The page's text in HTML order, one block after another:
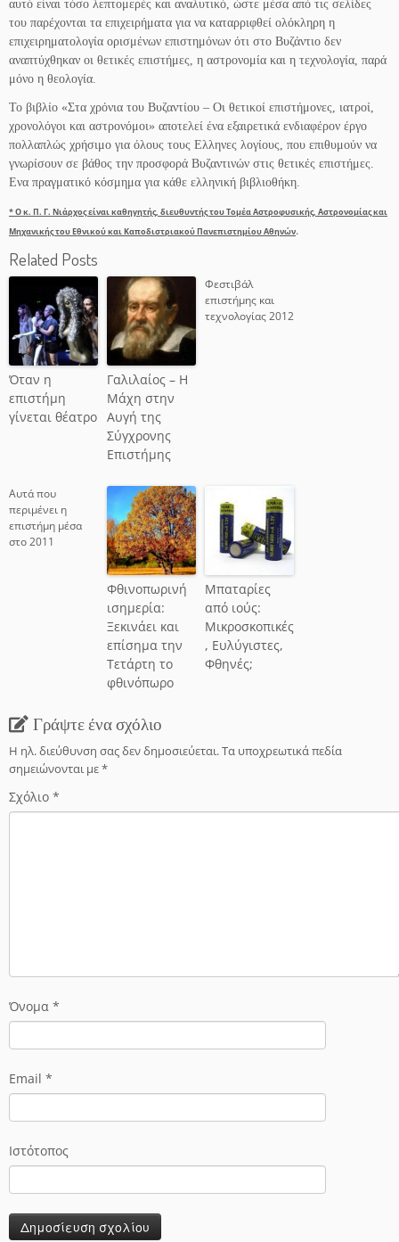
αυτό είναι τόσο λεπτομερές και αναλυτικό, ώστε μέσα από τις σελίδες
του παρέχονται τα επιχειρήματα για να καταρριφθεί ολόκληρη η
επιχειρηματολογία ορισμένων επιστημόνων ότι στο Βυζάντιο δεν
αναπτύχθηκαν οι θετικές επιστήμες, η αστρονομία και η τεχνολογία, παρά
μόνο η θεολογία.
Το βιβλίο «Στα χρόνια του Βυζαντίου – Οι θετικοί επιστήμονες, ιατροί,
χρονολόγοι και αστρονόμοι» αποτελεί ένα εξαιρετικά ενδιαφέρον έργο
πολλαπλώς χρήσιμο για όλους τους Ελληνες λογίους, που επιθυμούν να
γνωρίσουν σε βάθος την προσφορά Βυζαντινών στις θετικές επιστήμες.
Ενα πραγματικό κόσμημα για κάθε ελληνική βιβλιοθήκη.
* Ο κ. Π. Γ. Νιάρχος είναι καθηγητής, διευθυντής του Τομέα Αστροφυσικής, Αστρονομίας και
Μηχανικής του Εθνικού και Καποδιστριακού Πανεπιστημίου Αθηνών.
Related Posts
Όταν η
επιστήμη
γίνεται θέατρο
Γαλιλαίος – Η
Μάχη στην
Αυγή της
Σύγχρονης
Επιστήμης
Φεστιβάλ
επιστήμης και
τεχνολογίας 2012
Αυτά που
περιμένει η
επιστήμη μέσα
στο 2011
Φθινοπωρινή
ισημερία:
Ξεκινάει και
επίσημα την
Τετάρτη το
φθινόπωρο
Μπαταρίες
από ιούς:
Μικροσκοπικές
, Ευλύγιστες,
Φθηνές;
Γράψτε ένα σχόλιο
Η ηλ. διεύθυνση σας δεν δημοσιεύεται.Τα υποχρεωτικά πεδία
σημειώνονται με*
Σχόλιο *
Όνομα *
Email *
Ιστότοπος